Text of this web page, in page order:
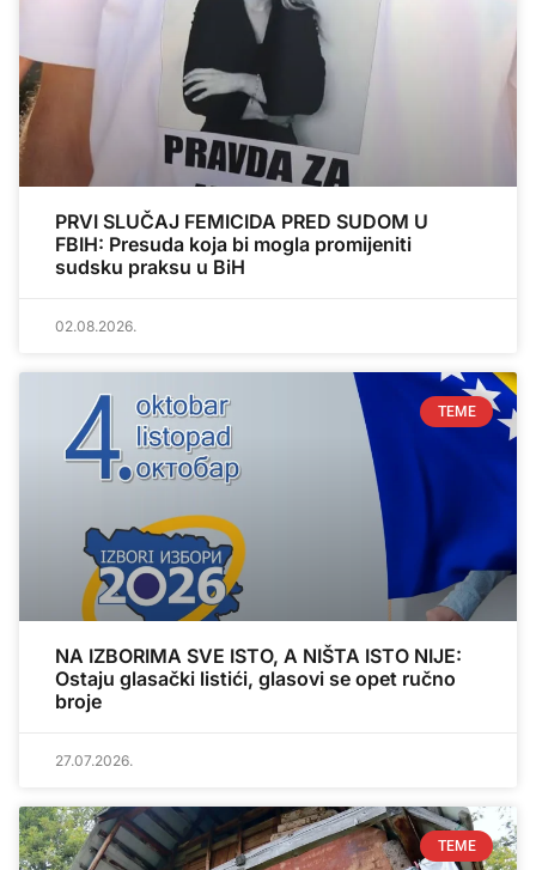
PRVI SLUČAJ FEMICIDA PRED SUDOM U
FBIH: Presuda koja bi mogla promijeniti
sudsku praksu u BiH
02.08.2026.
TEME
NA IZBORIMA SVE ISTO, A NIŠTA ISTO NIJE:
Ostaju glasački listići, glasovi se opet ručno
broje
27.07.2026.
TEME